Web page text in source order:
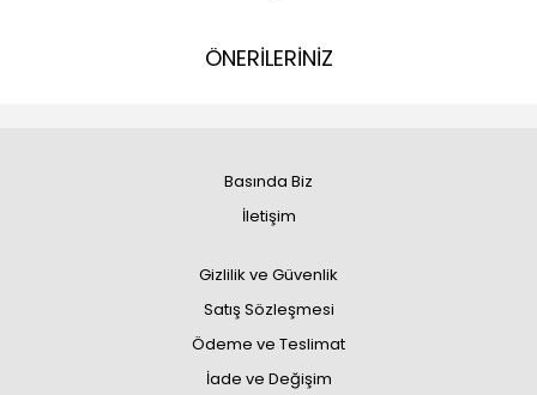
ÖNERİLERİNİZ
Basında Biz
İletişim
Gizlilik ve Güvenlik
Satış Sözleşmesi
Ödeme ve Teslimat
İade ve Değişim